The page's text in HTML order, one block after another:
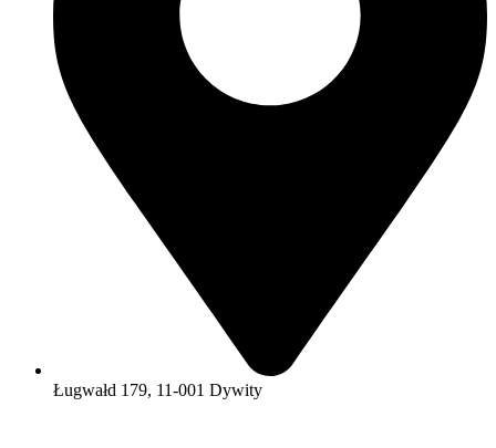
Ługwałd 179, 11-001 Dywity